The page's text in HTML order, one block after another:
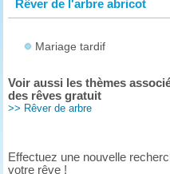
Rêver de l'arbre abricot
Mariage tardif
Voir aussi les thèmes
des rêves gratuit
>> Rêver de arbre
Effectuez une nouvelle
votre rêve !